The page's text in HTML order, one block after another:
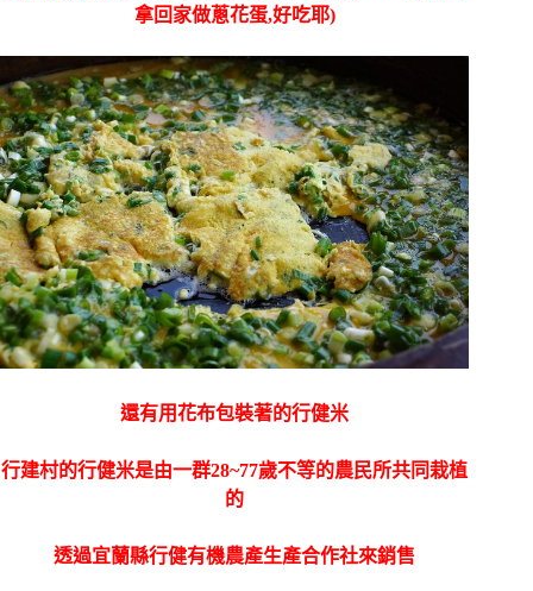
拿回家做蔥花蛋,好吃耶)
還有用花布包裝著的行健米
行建村的行健米是由一群28~77歲不等的農民所共同栽植
的
透過宜蘭縣行健有機農產生產合作社來銷售